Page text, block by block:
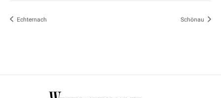
Echternach Schönau